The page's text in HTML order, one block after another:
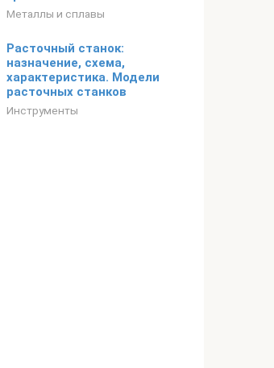
Металлы и сплавы
Расточный станок:
назначение, схема,
характеристика. Модели
расточных станков
Инструменты